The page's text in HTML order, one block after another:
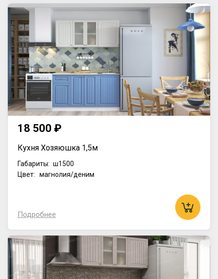
18 500 ₽
Кухня Хозяюшка 1,5м
Габариты: ш1500
Цвет: магнолия/деним
Подробнее